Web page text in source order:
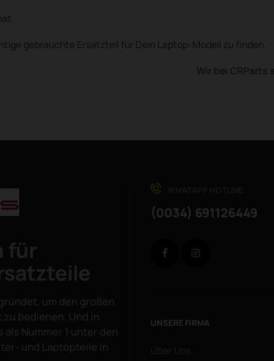
gebrauchte Ersatzteil für Dein Laptop-Modell zu finden.
Wir bei
für
um den großen
bedienen. Und in
Nummer 1 unter den
und Laptopteile in
(0034) 691126449
Facebook
UNSERE FIRMA